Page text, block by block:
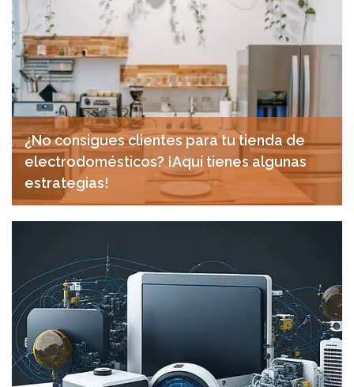
¿No consigues clientes para tu tienda de
electrodomésticos? ¡Aquí tienes algunas
estrategias!
diciembre 12, 2024